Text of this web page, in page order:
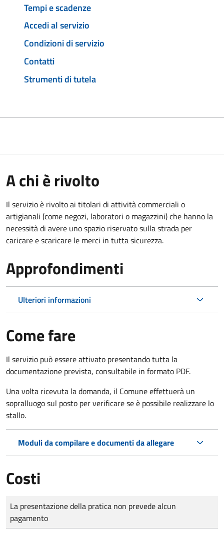
Tempi e scadenze
Accedi al servizio
Condizioni di servizio
Contatti
Strumenti di tutela
A chi è rivolto
Il servizio è rivolto ai titolari di attività commerciali o
artigianali (come negozi, laboratori o magazzini) che hanno la
necessità di avere uno spazio riservato sulla strada per
caricare e scaricare le merci in tutta sicurezza.
Approfondimenti
Ulteriori informazioni
Come fare
Il servizio può essere attivato presentando tutta la
documentazione prevista, consultabile in formato PDF.
Una volta ricevuta la domanda, il Comune effettuerà un
sopralluogo sul posto per verificare se è possibile realizzare lo
stallo.
Moduli da compilare e documenti da allegare
Costi
Tipo di pagamento
Importo
La presentazione della pratica non prevede alcun
pagamento